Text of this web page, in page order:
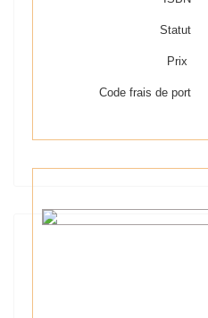
Statut
Prix
Code frais de port